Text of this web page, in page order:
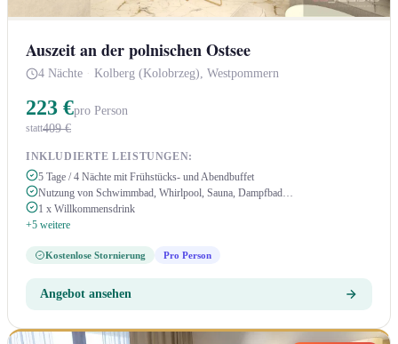
Auszeit an der polnischen Ostsee
4 Nächte · Kolberg (Kolobrzeg), Westpommern
223 €pro Person
statt409 €
INKLUDIERTE LEISTUNGEN:
5 Tage / 4 Nächte mit Frühstücks- und Abendbuffet
Nutzung von Schwimmbad, Whirlpool, Sauna, Dampfbad…
1 x Willkommensdrink
+5 weitere
Kostenlose Stornierung Pro Person
Angebot ansehen